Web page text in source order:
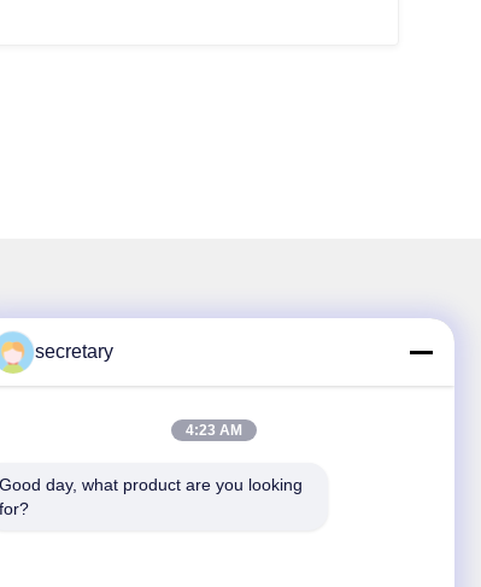
newsletter
se no nosso boletim informativo para obter descontos
secretary
4:23 AM
Good day, what product are you looking
for?